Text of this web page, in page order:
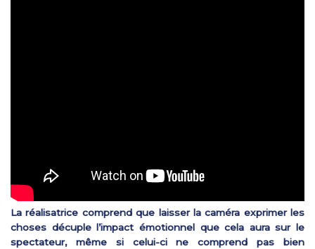
La réalisatrice comprend que laisser la caméra exprimer les
choses décuple l’impact émotionnel que cela aura sur le
spectateur, même si celui-ci ne comprend pas bien